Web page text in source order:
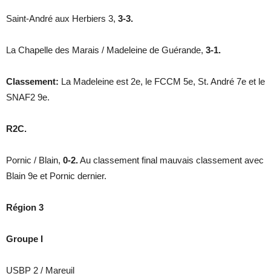
Saint-André aux Herbiers 3, 3-3.
La Chapelle des Marais / Madeleine de Guérande, 3-1.
Classement: La Madeleine est 2e, le FCCM 5e, St. André 7e et le
SNAF2 9e.
R2C.
Pornic / Blain, 0-2.Au classement final mauvais classement avec
Blain 9e et Pornic dernier.
Région 3
Groupe I
USBP 2 / Mareuil